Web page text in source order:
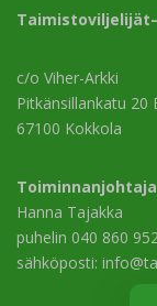
c/o Viher-Arkki
Pitkänsillankatu 20
67100 Kokkola
Toiminnanjohtaja
Hanna Tajakka
puhelin 040 860
sähköposti: